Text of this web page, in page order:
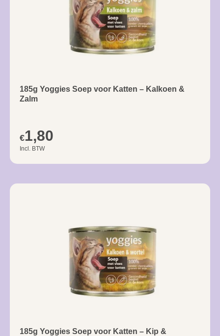
185g Yoggies Soep voor Katten – Kalkoen &
Zalm
€1,80
Incl. BTW
185g Yoggies Soep voor Katten – Kip &